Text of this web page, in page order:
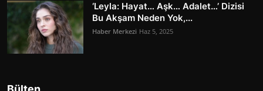
‘Leyla: Hayat… Aşk… Adalet…’ Dizisi
Bu Akşam Neden Yok,...
Haber Merkezi Haz 5, 2025